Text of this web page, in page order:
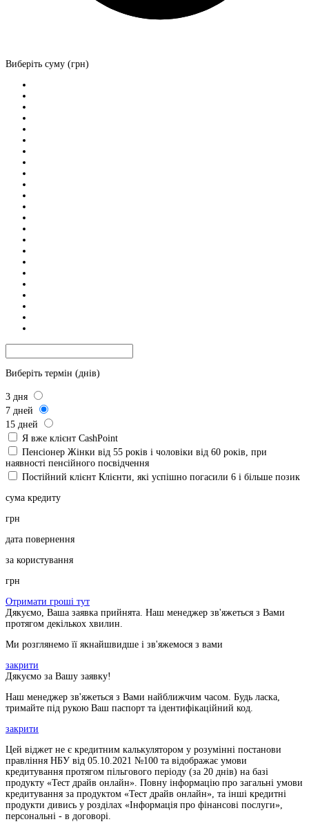
Виберіть суму (грн)
Виберіть термін (днів)
3 дня
7 дней
15 дней
Я вже клієнт CashPoint
Пенсіонер Жінки від 55 років і чоловіки від 60 років, при
наявності пенсійного посвідчення
Постійний клієнт Клієнти, які успішно погасили 6 і більше позик
сума кредиту
грн
дата повернення
за користування
грн
Отримати гроші тут
Дякуємо, Ваша заявка прийнята. Наш менеджер зв'яжеться з Вами
протягом декількох хвилин.
Ми розглянемо її якнайшвидше і зв'яжемося з вами
закрити
Дякуємо за Вашу заявку!
Наш менеджер зв'яжеться з Вами найближчим часом. Будь ласка,
тримайте під рукою Ваш паспорт та ідентифікаційний код.
закрити
Цей віджет не є кредитним калькулятором у розумінні постанови
правління НБУ від 05.10.2021 №100 та відображає умови
кредитування протягом пільгового періоду (за 20 днів) на базі
продукту «Тест драйв онлайн». Повну інформацію про загальні умови
кредитування за продуктом «Тест драйв онлайн», та інші кредитні
продукти дивись у розділах «Інформація про фінансові послуги»,
персональні - в договорі.